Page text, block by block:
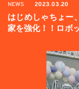
NEWS 2023.03.20
はじめしゃちょー
家を強化！！ロボ